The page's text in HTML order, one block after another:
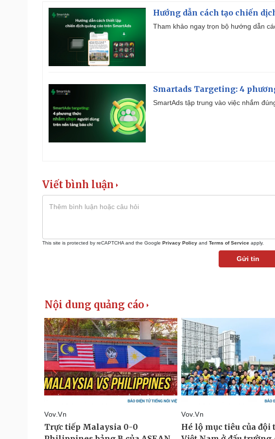
Hướng dẫn cách tạo chiến
Tham khảo ngay trọn bộ hướng dẫn
Smartads Targeting: 4
SmartAds tập trung vào việc nhắm
Viết bình luận
This site is protected by reCAPTCHA and the Google Privacy Policy and Terms of Service apply.
Gửi tin